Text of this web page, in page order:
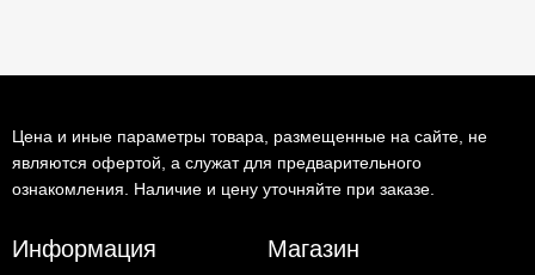
Цена и иные параметры товара, размещенные на сайте, не
являются офертой, а служат для предварительного
ознакомления. Наличие и цену уточняйте при заказе.
Информация Магазин